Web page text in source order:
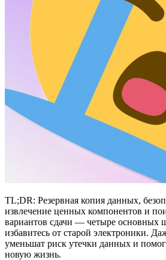
TL;DR: Резервная копия данных,
извлечение ценных компонентов и
вариантов сдачи — четыре основных
избавитесь от старой электроники.
уменьшат риск утечки данных и
новую жизнь.